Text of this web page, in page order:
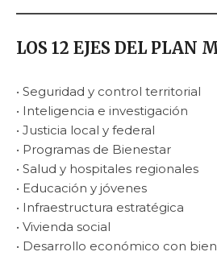
LOS 12 EJES DEL PLAN
• Seguridad y control territorial
• Inteligencia e investigación
• Justicia local y federal
• Programas de Bienestar
• Salud y hospitales regionales
• Educación y jóvenes
• Infraestructura estratégica
• Vivienda social
• Desarrollo económico con